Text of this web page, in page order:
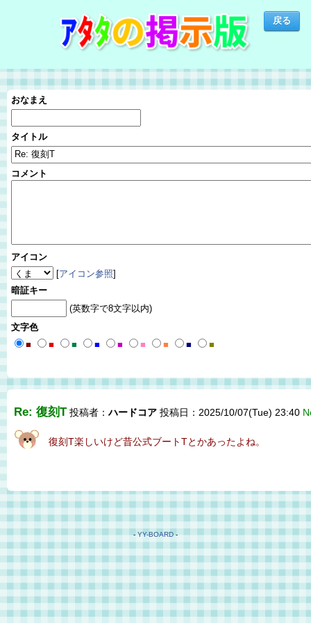
おなまえ
タイトル
コメント
アイコン
[アイコン参照]
暗証キー
(英数字で8文字以内)
文字色
■
■ ■ ■ ■ ■ ■ ■ ■
Re: 復刻T投稿者：ハードコア 投稿日：2025/10/07(Tue) 23:40
復刻T楽しいけど昔公式ブートTとかあったよね。
-YY-BOARD-